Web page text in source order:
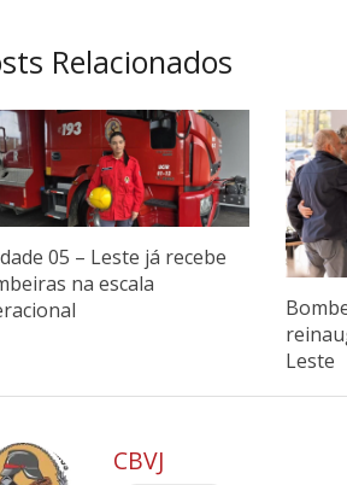
Relacionados
05 – Leste já recebe
na escala
Leste
CBVJ